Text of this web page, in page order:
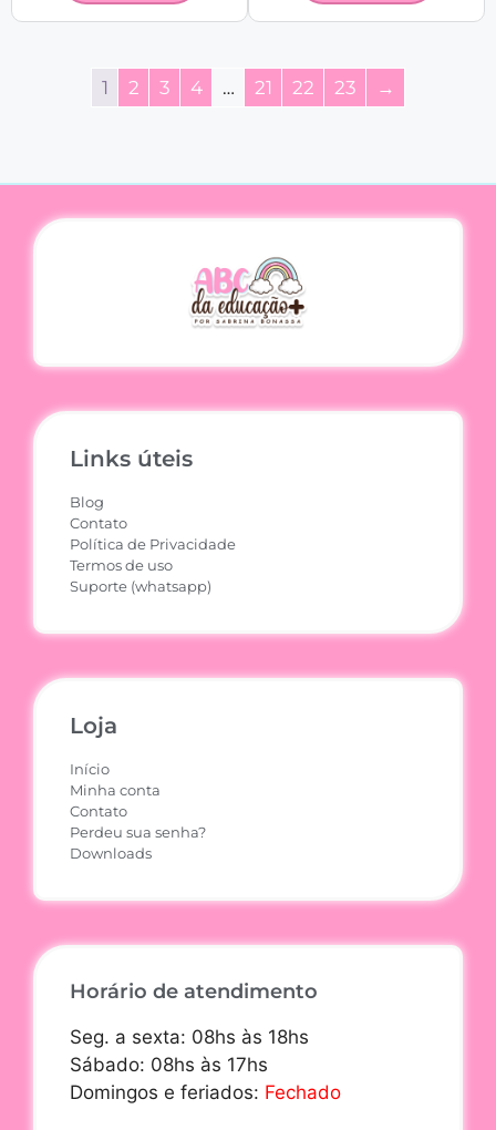
1 2 3 4 … 21 22 23 →
Links úteis
Blog
Contato
Política de Privacidade
Termos de uso
Suporte (whatsapp)
Loja
Início
Minha conta
Contato
Perdeu sua senha?
Downloads
Horário de atendimento
Seg. a sexta: 08hs às 18hs
Sábado: 08hs às 17hs
Domingos e feriados: Fechado